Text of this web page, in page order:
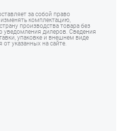
за собой право
комплектацию,
производства товара без
уведомления дилеров. Сведения
упаковке и внешнем виде
от указанных на сайте.